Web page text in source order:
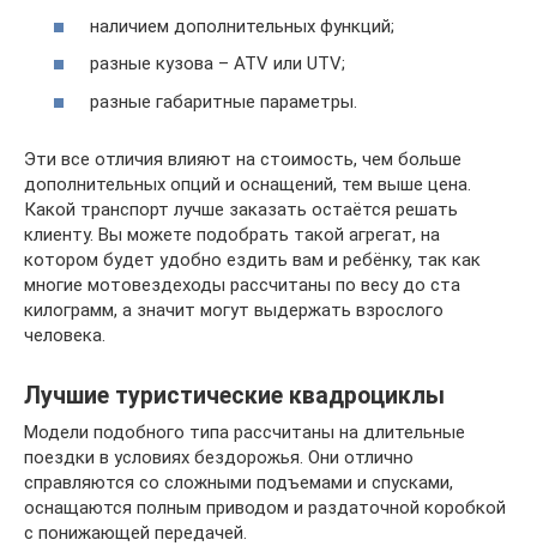
наличием дополнительных функций;
разные кузова – ATV или UTV;
разные габаритные параметры.
Эти все отличия влияют на стоимость, чем больше
дополнительных опций и оснащений, тем выше цена.
Какой транспорт лучше заказать остаётся решать
клиенту. Вы можете подобрать такой агрегат, на
котором будет удобно ездить вам и ребёнку, так как
многие мотовездеходы рассчитаны по весу до ста
килограмм, а значит могут выдержать взрослого
человека.
Лучшие туристические квадроциклы
Модели подобного типа рассчитаны на длительные
поездки в условиях бездорожья. Они отлично
справляются со сложными подъемами и спусками,
оснащаются полным приводом и раздаточной коробкой
с понижающей передачей.